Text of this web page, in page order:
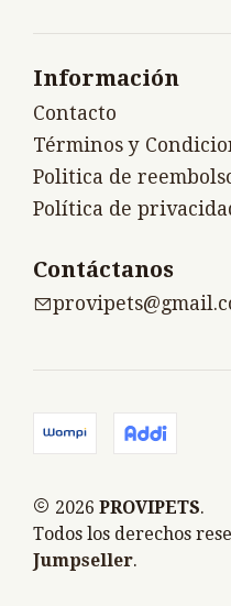
Información
Contacto
Términos y
Politica de
Política de
Contáctanos
2026 PROVIPETS.
Todos los derechos
Jumpseller.